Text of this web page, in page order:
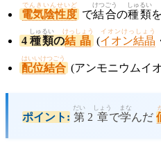
電気陰性度
でんきいんせいど
で結合
けつごう
の種類
しゅるい
を
4 種類
しゅるい
の結晶
けっしょう
(イオン結晶
イオンけっしょう
配位結合
はいいけつごう
(アンモニウムイ
ポイント: 第
だい
2 章
しょう
で学
まな
んだ